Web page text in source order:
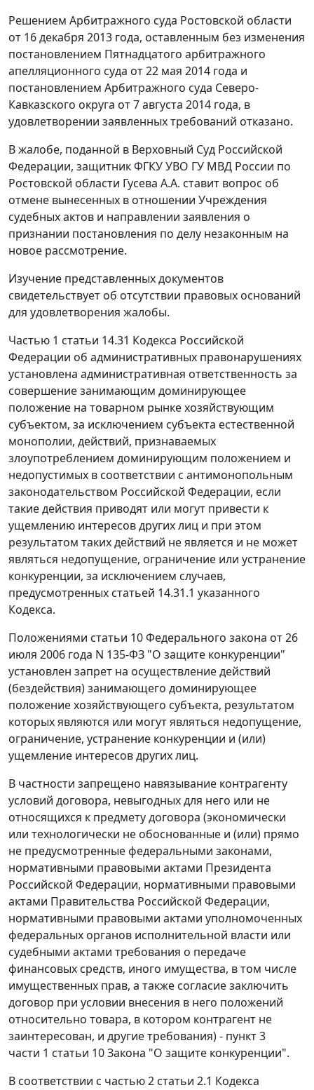
Решением Арбитражного суда Ростовской области
от 16 декабря 2013 года, оставленным без изменения
постановлением Пятнадцатого арбитражного
апелляционного суда от 22 мая 2014 года и
постановлением Арбитражного суда Северо-
Кавказского округа от 7 августа 2014 года, в
удовлетворении заявленных требований отказано.
В жалобе, поданной в Верховный Суд Российской
Федерации, защитник ФГКУ УВО ГУ МВД России по
Ростовской области Гусева А.А. ставит вопрос об
отмене вынесенных в отношении Учреждения
судебных актов и направлении заявления о
признании постановления по делу незаконным на
новое рассмотрение.
Изучение представленных документов
свидетельствует об отсутствии правовых оснований
для удовлетворения жалобы.
Частью 1 статьи 14.31 Кодекса Российской
Федерации об административных правонарушениях
установлена административная ответственность за
совершение занимающим доминирующее
положение на товарном рынке хозяйствующим
субъектом, за исключением субъекта естественной
монополии, действий, признаваемых
злоупотреблением доминирующим положением и
недопустимых в соответствии с антимонопольным
законодательством Российской Федерации, если
такие действия приводят или могут привести к
ущемлению интересов других лиц и при этом
результатом таких действий не является и не может
являться недопущение, ограничение или устранение
конкуренции, за исключением случаев,
предусмотренных статьей 14.31.1 указанного
Кодекса.
Положениями статьи 10Федерального закона от 26
июля 2006 года N 135-ФЗ "О защите конкуренции"
установлен запрет на осуществление действий
(бездействия) занимающего доминирующее
положение хозяйствующего субъекта, результатом
которых являются или могут являться недопущение,
ограничение, устранение конкуренции и (или)
ущемление интересов других лиц.
В частности запрещено навязывание контрагенту
условий договора, невыгодных для него или не
относящихся к предмету договора (экономически
или технологически не обоснованные и (или) прямо
не предусмотренные федеральными законами,
нормативными правовыми актами Президента
Российской Федерации, нормативными правовыми
актами Правительства Российской Федерации,
нормативными правовыми актами уполномоченных
федеральных органов исполнительной власти или
судебными актами требования о передаче
финансовых средств, иного имущества, в том числе
имущественных прав, а также согласие заключить
договор при условии внесения в него положений
относительно товара, в котором контрагент не
заинтересован, и другие требования) - пункт 3
части 1 статьи 10Закона "О защите конкуренции".
В соответствии с частью 2 статьи 2.1 Кодекса